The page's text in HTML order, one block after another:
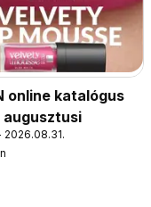
online katalógus
augusztusi
2026.08.31.